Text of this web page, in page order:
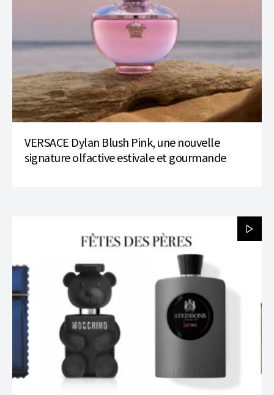
VERSACE Dylan Blush Pink, une nouvelle
signature olfactive estivale et gourmande